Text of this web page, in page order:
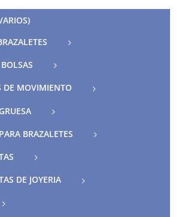
DE MOVIMIENTO
BRAZALETES
DE JOYERIA